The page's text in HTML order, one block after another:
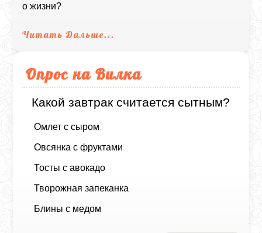
о жизни?
Читать Дальше...
Опрос на Вилка
Какой завтрак считается сытным?
Омлет с сыром
Овсянка с фруктами
Тосты с авокадо
Творожная запеканка
Блины с медом